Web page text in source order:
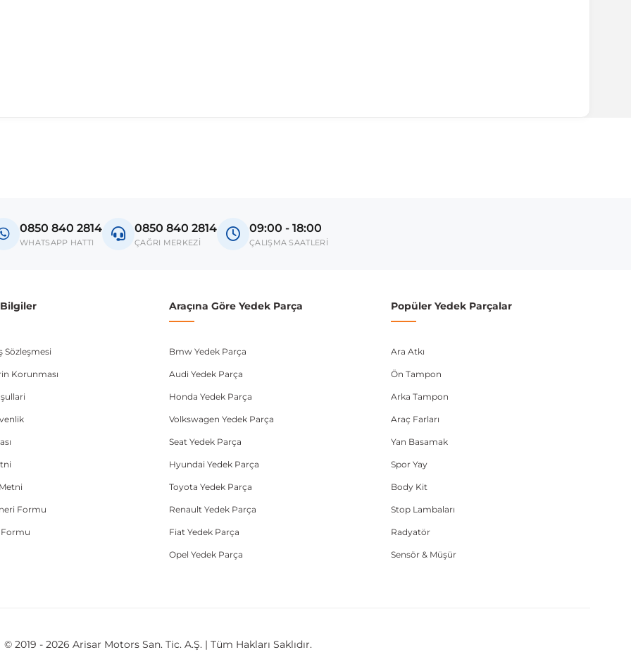
ve kasa tipleri kullanabilmektedir. Sipariş vermeden önce OEM numarası veya şasi numarası ile uyumluluğu kontrol
0850 840 2814
WHATSAPP HATTI
0850 840 2814
ÇAĞRI MERKEZİ
09:00 - 18:00
ÇALIŞMA SAATLERİ
Sözleşmesi
Korunması
Formu
Formu
Araçına Göre Yedek Parça
Bmw Yedek Parça
Audi Yedek Parça
Honda Yedek Parça
Volkswagen Yedek Parça
Seat Yedek Parça
Hyundai Yedek Parça
Toyota Yedek Parça
Renault Yedek Parça
Fiat Yedek Parça
Opel Yedek Parça
Popüler Yedek Parçalar
Ara Atkı
Ön Tampon
Arka Tampon
Araç Farları
Yan Basamak
Spor Yay
Body Kit
Stop Lambaları
Radyatör
Sensör & Müşür
© 2019 - 2026 Arisar Motors San. Tic. A.Ş. | Tüm Hakları Saklıdır.